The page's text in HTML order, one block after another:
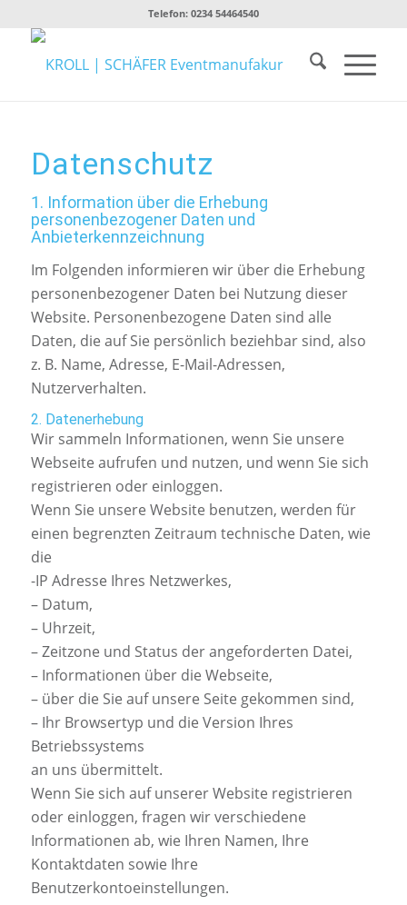
Telefon: 0234 54464540
Datenschutz
1. Information über die Erhebung
personenbezogener Daten und
Anbieterkennzeichnung
Im Folgenden informieren wir über die Erhebung
personenbezogener Daten bei Nutzung dieser
Website. Personenbezogene Daten sind alle
Daten, die auf Sie persönlich beziehbar sind, also
z. B. Name, Adresse, E-Mail-Adressen,
Nutzerverhalten.
2. Datenerhebung
Wir sammeln Informationen, wenn Sie unsere
Webseite aufrufen und nutzen, und wenn Sie sich
registrieren oder einloggen.
Wenn Sie unsere Website benutzen, werden für
einen begrenzten Zeitraum technische Daten, wie
die
-IP Adresse Ihres Netzwerkes,
– Datum,
– Uhrzeit,
– Zeitzone und Status der angeforderten Datei,
– Informationen über die Webseite,
– über die Sie auf unsere Seite gekommen sind,
– Ihr Browsertyp und die Version Ihres
Betriebssystems
an uns übermittelt.
Wenn Sie sich auf unserer Website registrieren
oder einloggen, fragen wir verschiedene
Informationen ab, wie Ihren Namen, Ihre
Kontaktdaten sowie Ihre
Benutzerkontoeinstellungen.